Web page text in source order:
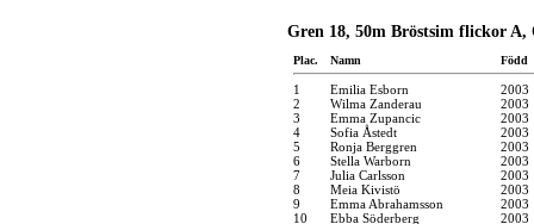
Gren 18, 50m Bröstsim flickor A,
Plac. Namn Född
1 Emilia Esborn
2003
2
Wilma Zanderau
2003
3
Emma Zupancic
2003
4
Sofia Åstedt
2003
5
Ronja Berggren
2003
6
Stella Warborn
2003
7
Julia Carlsson
2003
8
Meia Kivistö
2003
9
Emma Abrahamsson
2003
10
Ebba Söderberg
2003